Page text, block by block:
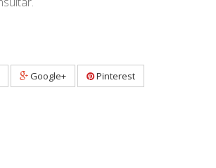
Google+ Pinterest